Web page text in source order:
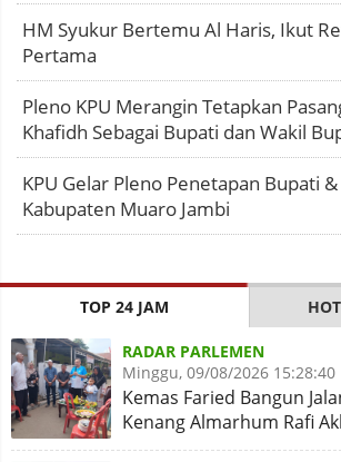
HM Syukur Bertemu Al Haris, Ikut
Pertama
Pleno KPU Merangin Tetapkan
Khafidh Sebagai Bupati dan Wakil
KPU Gelar Pleno Penetapan Bupati
Kabupaten Muaro Jambi
TOP 24 JAM
RADAR PARLEMEN
Minggu, 09/08/2026 15:28:40
Kemas Faried Bangun
Kenang Almarhum Rafi
Simpang Rimbo Syukuran